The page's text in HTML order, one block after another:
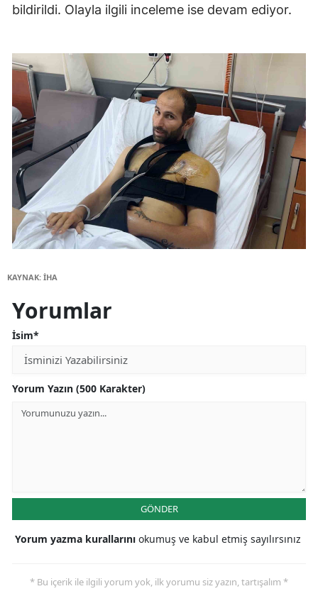
bildirildi. Olayla ilgili inceleme ise devam ediyor.
KAYNAK: İHA
Yorumlar
İsim*
Yorum Yazın (500 Karakter)
GÖNDER
Yorum yazma kurallarını okumuş ve kabul etmiş sayılırsınız
* Bu içerik ile ilgili yorum yok, ilk yorumu siz yazın, tartışalım *